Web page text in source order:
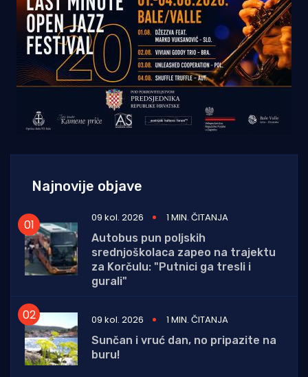
Najnovije objave
09 kol. 2026
1 MIN. ČITANJA
Autobus pun poljskih
srednjoškolaca zapeo na trajektu
za Korčulu: "Putnici ga tresli i
gurali"
09 kol. 2026
1 MIN. ČITANJA
Sunčan i vruć dan, no pripazite na
buru!